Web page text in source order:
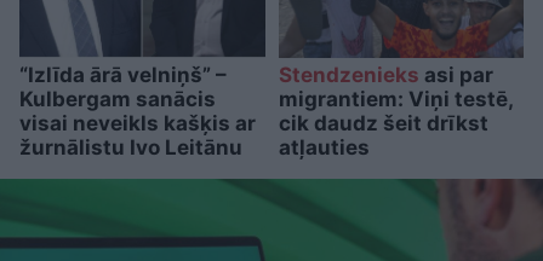
“Izlīda ārā velniņš” –
Kulbergam sanācis
visai neveikls kašķis ar
žurnālistu Ivo Leitānu
Stendzenieks asi par
migrantiem: Viņi testē,
cik daudz šeit drīkst
atļauties